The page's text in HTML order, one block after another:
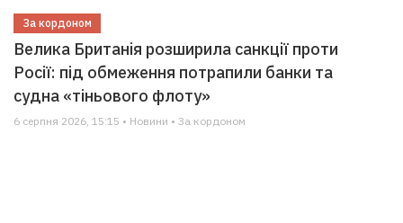
За кордоном
Велика Британія розширила санкції проти
Росії: під обмеження потрапили банки та
судна «тіньового флоту»
6 серпня 2026, 15:15 • Новини • За кордоном